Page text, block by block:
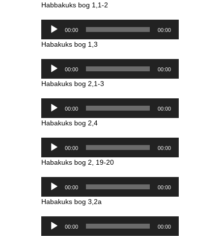
Habbakuks bog 1,1-2
00:00 00:00
Habakuks bog 1,3
00:00 00:00
Habakuks bog 2,1-3
00:00 00:00
Habakuks bog 2,4
00:00 00:00
Habakuks bog 2, 19-20
00:00 00:00
Habakuks bog 3,2a
00:00 00:00